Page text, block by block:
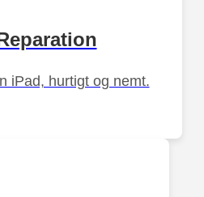
iPad, hurtigt og nemt.